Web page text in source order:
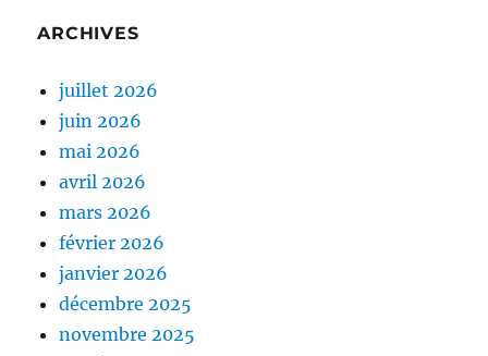
ARCHIVES
juillet 2026
juin 2026
mai 2026
avril 2026
mars 2026
février 2026
janvier 2026
décembre 2025
novembre 2025